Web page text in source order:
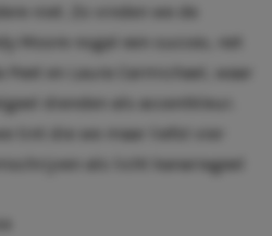
niet. Zo vinden we de
Moore nogal een succes, net
en Laura Carmichael, waar
dienden als accentkleur.
tint die we maar liefst vier
als licht kanariegeel